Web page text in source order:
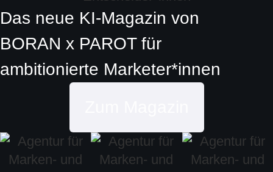
Das neue KI-Magazin von
BORAN x PAROTfür
ambitionierte Marketer*innen